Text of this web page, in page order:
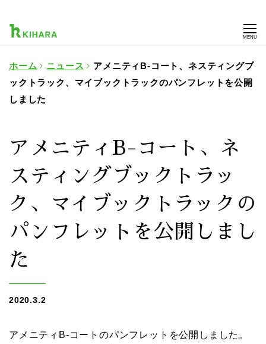
MENU
ホーム ニュース
アメニティB-コート、ネスティングブ
ックトラック、マイブックトラックのパンフレットを公開
しました
アメニティB-コート、ネ
スティングブックトラッ
ク、マイブックトラックの
パンフレットを公開しまし
た
2020.3.2
アメニティB-コートのパンフレットを公開しました。